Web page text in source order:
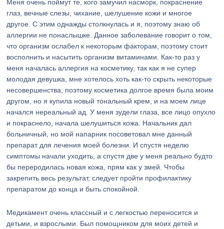
Меня очень поймут те, кого замучил насморк, покраснение
глаз, вечные слезы, чихание, шелушение кожи и многое
другое. С этим однажды столкнулась и я, поэтому знаю об
аллергии не понаслышке. Данное заболевание говорит о том,
что организм ослабел к некоторым факторам, поэтому стоит
восполнить и насытить организм витаминами. Как-то раз у
меня началась аллергия на косметику, так как я не супер
молодая девушка, мне хотелось хоть как-то скрыть некоторые
несовершенства, поэтому косметика долгое время была моим
другом, но я купила новый тональный крем, и на моем лице
начался нереальный ад. У меня зудели глаза, все лицо опухло
и покраснело, начала шелушиться кожа. Начальник дал
больничный, но мой напарник посоветовал мне данный
препарат для лечения моей болезни. И спустя неделю
симптомы начали уходить, а спустя две у меня реально будто
бы переродилась новая кожа, прям как у змей. Чтобы
закрепить весь результат, следует пройти профилактику
препаратом до конца и быть спокойной.
Медикамент очень классный и с легкостью переносится и
детьми, и взрослыми. Был помощником для моих детей и